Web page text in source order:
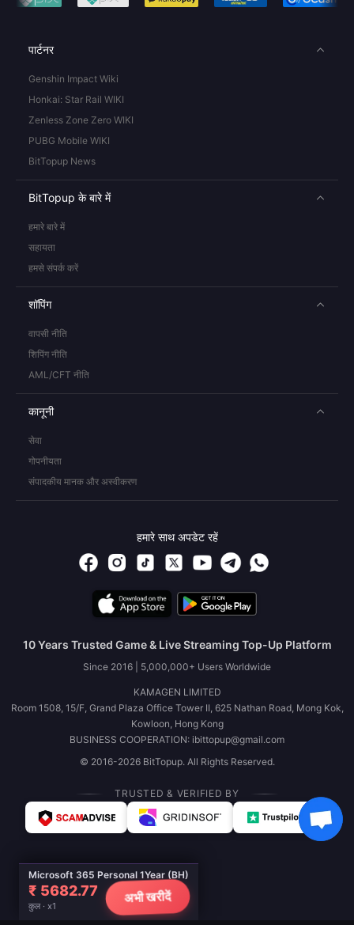
Microsoft 365 Personal 1Year (BH)
₹ 5682.77
कुल · x1
अभी खरीदें
पार्टनर
Genshin Impact Wiki
Honkai: Star Rail WIKI
Zenless Zone Zero WIKI
PUBG Mobile WIKI
BitTopup News
BitTopup के बारे में
हमारे बारे में
सहायता
हमसे संपर्क करें
शॉपिंग
वापसी नीति
शिपिंग नीति
AML/CFT नीति
कानूनी
सेवा
गोपनीयता
संपादकीय मानक और अस्वीकरण
हमारे साथ अपडेट रहें
10 Years Trusted Game & Live Streaming Top-Up Platform
Since 2016 | 5,000,000+ Users Worldwide
KAMAGEN LIMITED
Room 1508, 15/F, Grand Plaza Office Tower II, 625 Nathan Road, Mong Kok,
Kowloon, Hong Kong
BUSINESS COOPERATION: ibittopup@gmail.com
© 2016-2026 BitTopup. All Rights Reserved.
TRUSTED & VERIFIED BY